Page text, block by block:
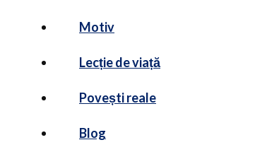
Motiv
Lecție de viață
Povești reale
Blog